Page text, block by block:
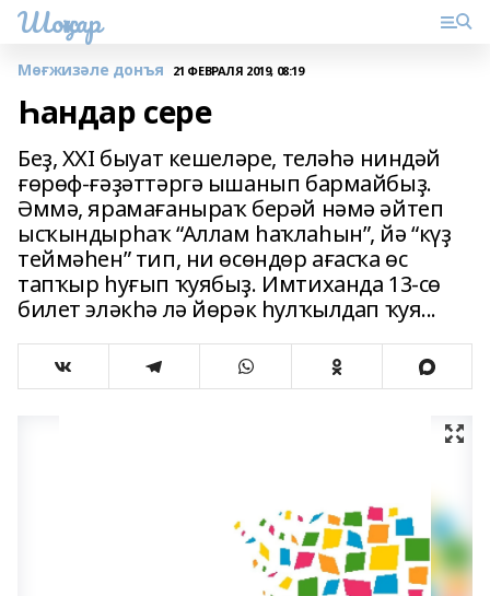
Шоңҡар
Мөғжизәле донъя 21 ФЕВРАЛЯ 2019, 08:19
Һандар сере
Беҙ, XXI быуат кешеләре, теләһә ниндәй
ғөрөф-ғәҙәттәргә ышанып бармайбыҙ.
Әммә, ярамағаныраҡ берәй нәмә әйтеп
ысҡындырһаҡ “Аллам һаҡлаһын”, йә “күҙ
теймәһен” тип, ни өсөндөр ағасҡа өс
тапҡыр һуғып ҡуябыҙ. Имтиханда 13-сө
билет эләкһә лә йөрәк һулҡылдап ҡуя...